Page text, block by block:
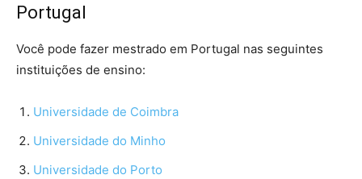
Portugal
Você pode fazer mestrado em Portugal nas seguintes
instituições de ensino:
Universidade de Coimbra
Universidade do Minho
Universidade do Porto